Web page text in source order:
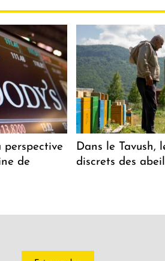
perspective
de
Dans le Tavush,
discrets des